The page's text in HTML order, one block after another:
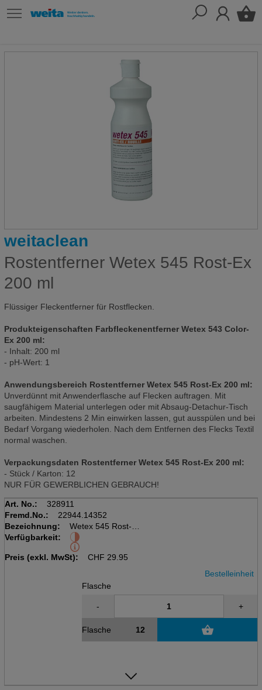
weitaclean
Rostentferner Wetex 545 Rost-Ex
200 ml
Flüssiger Fleckentferner für Rostflecken.
Produkteigenschaften Farbfleckenentferner Wetex 543 Color-
Ex 200 ml:
- Inhalt: 200 ml
- pH-Wert: 1
Anwendungsbereich Rostentferner Wetex 545 Rost-Ex 200 ml:
Unverdünnt mit Anwenderflasche auf Flecken auftragen. Mit
saugfähigem Material unterlegen oder mit Absaug-Detachur-Tisch
arbeiten. Mindestens 2 Min einwirken lassen, gut ausspülen und bei
Bedarf Vorgang wiederholen. Nach dem Entfernen des Flecks Textil
normal waschen.
Verpackungsdaten Rostentferner Wetex 545 Rost-Ex 200 ml:
- Stück / Karton: 12
NUR FÜR GEWERBLICHEN GEBRAUCH!
Art. No.:
328911
Fremd.No.:
22944.14352
Bezeichnung:
Wetex 545 Rost-Ex
Flasche à 200ml
Verfügbarkeit:
Preis (exkl. MwSt): CHF 29.95
Bestelleinheit
Flasche
- +
Flasche